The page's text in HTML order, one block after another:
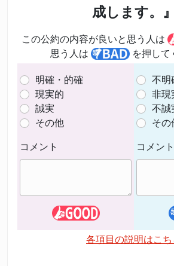
成します。』
この公約の内容が良いと思う人は
思う人は
を押して
明確・的確
現実的
誠実
その他
コメント
不明
非現
不誠
その
コメント
各項目の説明はこち